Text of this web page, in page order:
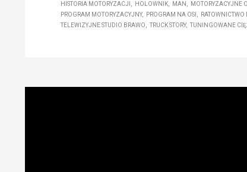
HISTORIA MOTORYZACJI
HOLOWNIK MAN MOTORYZACYJNE
PROGRAM MOTORYZACYJNY
PROGRAM NA OSI RATOWNICTWO
TELEWIZYJNE STUDIO BRAWO
TRUCK STORY TUNINGOWANE